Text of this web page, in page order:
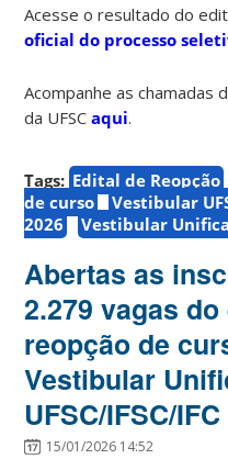
Acesse o resultado do
oficial do processo
Acompanhe as chamadas
da UFSCaqui.
Tags: Edital de Reopção
de curso
Vestibular
2026
Vestibular
Abertas as
2.279 vagas
reopção de
Vestibular
UFSC/IFSC/IFC
15/01/2026 14:52